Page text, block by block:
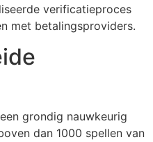
verificatieproces
met betalingsproviders.
grondig nauwkeurig
dan 1000 spellen van